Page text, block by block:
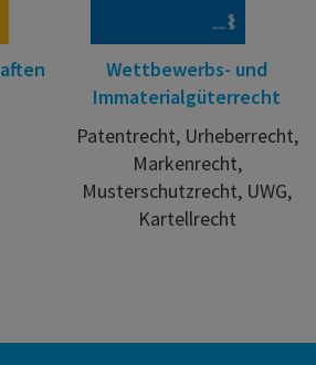
Wettbewerbs- und
Immaterialgüterrecht
Patentrecht, Urheberrecht,
Markenrecht,
Musterschutzrecht, UWG,
Kartellrecht